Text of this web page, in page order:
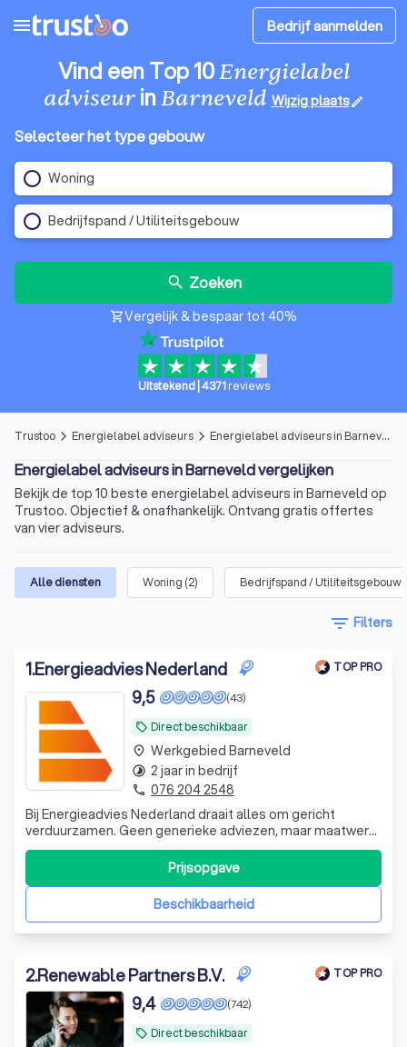
menu Bedrijf aanmelden
Vind een Top 10Energielabel
adviseurinBarneveld Wijzig plaatsedit
Selecteer het type gebouw
Woning
Bedrijfspand / Utiliteitsgebouw
search Zoeken
shopping_cartVergelijk & bespaar tot 40%
Uitstekend| 4371 reviews
Trustoo arrow_forward_ios Energielabel adviseurs arrow_forward_ios Energielabel adviseurs in Barneveld
Energielabel adviseurs in Barneveld vergelijken
Bekijk de top 10 beste energielabel adviseurs in Barneveld op
Trustoo. Objectief & onafhankelijk. Ontvang gratis offertes
van vier adviseurs.
Alle diensten Woning (2) Bedrijfspand / Utiliteitsgebouw
filter_list Filters
1.Energieadvies Nederland TOP PRO
local_offer Direct beschikbaar
(43)
9,5
Bij Energieadvies Nederland draait alles om gericht
verduurzamen. Geen generieke adviezen, maar maatwerk
dat rekening houdt met jouw pand, jouw budget en jouw
ambities. Wij staan naast je met kennis, daadkracht en een
scherp oog voor resultaat. Verduurzaming is geen doel op
zich. Het is een slimme sBeschikbaarheid
Prijsopgave
place Werkgebied Barneveld
timelapse 2 jaar in bedrijf
phone 076 204 2548
2.Renewable Partners B.V. TOP PRO
local_offer Direct beschikbaar
(742)
9,4